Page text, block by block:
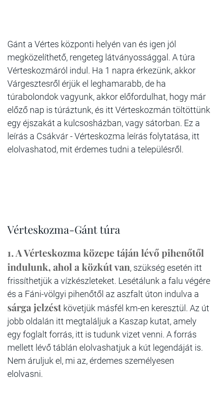
Gánt a Vértes központi helyén van és igen jól
megközelíthető, rengeteg látványossággal. A túra
Vérteskozmáról indul. Ha 1 napra érkezünk, akkor
Várgesztesről érjük el leghamarabb, de ha
túrabolondok vagyunk, akkor előfordulhat, hogy már
előző nap is túráztunk, és itt Vérteskozmán töltöttünk
egy éjszakát a kulcsosházban, vagy sátorban. Ez a
leírás a Csákvár - Vérteskozma leírás folytatása, itt
elolvashatod, mit érdemes tudni a településről.
Vérteskozma-Gánt túra
1.A Vérteskozma közepe táján lévő pihenőtől
indulunk, ahol a közkút van, szükség esetén itt
frissíthetjük a vízkészleteket. Lesétálunk a falu végére
és a Fáni-völgyi pihenőtől az aszfalt úton indulva a
sárga jelzést követjük másfél km-en keresztül. Az út
jobb oldalán itt megtaláljuk a Kaszap kutat, amely
egy foglalt forrás, itt is tudunk vizet venni. A forrás
mellett lévő táblán elolvashatjuk a kút legendáját is.
Nem áruljuk el, mi az, érdemes személyesen
elolvasni.